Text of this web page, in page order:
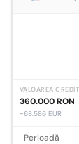
VALOAREA
360.000 RON
~68.586 EUR
Perioadă